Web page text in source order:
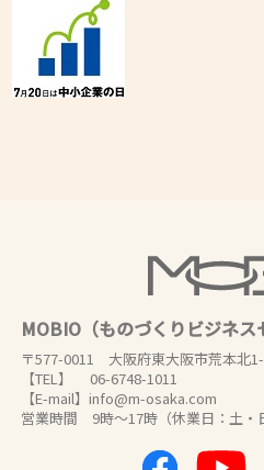
MOBIO（ものづくりビジネス
〒577-0011 大阪府東大阪市荒本北
【TEL】 06-6748-1011
【E-mail】info@m-osaka.com
営業時間 9時～17時（休業日：土・